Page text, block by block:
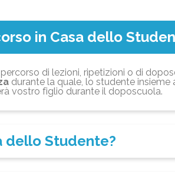
in Casa dello
di lezioni, ripetizioni o di
durante la quale, lo studente
vostro figlio durante il doposcuola.
dello Studente?